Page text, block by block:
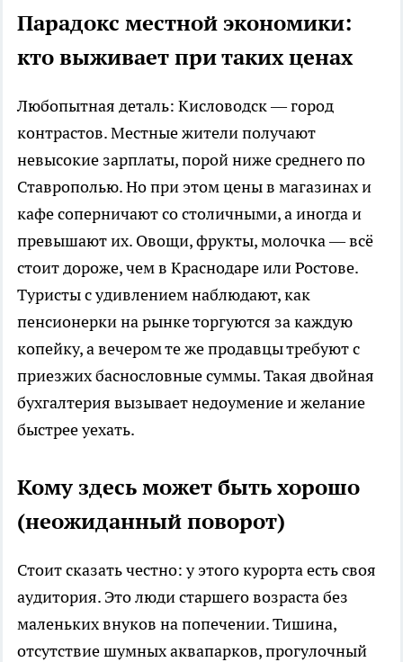
Парадокс местной экономики:
кто выживает при таких ценах
Любопытная деталь: Кисловодск — город
контрастов. Местные жители получают
невысокие зарплаты, порой ниже среднего по
Ставрополью. Но при этом цены в магазинах и
кафе соперничают со столичными, а иногда и
превышают их. Овощи, фрукты, молочка — всё
стоит дороже, чем в Краснодаре или Ростове.
Туристы с удивлением наблюдают, как
пенсионерки на рынке торгуются за каждую
копейку, а вечером те же продавцы требуют с
приезжих баснословные суммы. Такая двойная
бухгалтерия вызывает недоумение и желание
быстрее уехать.
Кому здесь может быть хорошо
(неожиданный поворот)
Стоит сказать честно: у этого курорта есть своя
аудитория. Это люди старшего возраста без
маленьких внуков на попечении. Тишина,
отсутствие шумных аквапарков, прогулочный